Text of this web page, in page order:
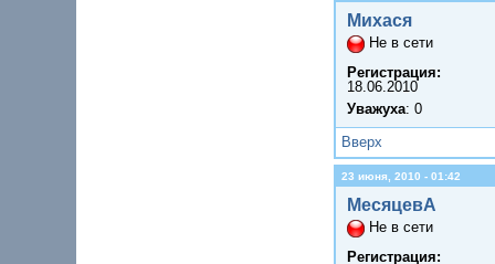
Михася
Не в сети
Регистрация:
18.06.2010
Уважуха: 0
Вверх
23 июня, 2010 - 01:42
МесяцевА
Не в сети
Регистрация: